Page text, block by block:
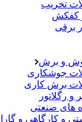
تخریب
کفکش
برقی
جوش و برش
الات جوشکاری
آلات برش کاری
و رگلاتور
های صنعتی
و کارگاهی و